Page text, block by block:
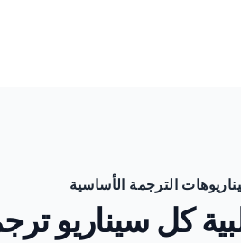
الترجمة الأساسية
كل سيناريو